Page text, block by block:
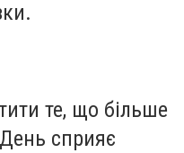
те, що більше
сприяє